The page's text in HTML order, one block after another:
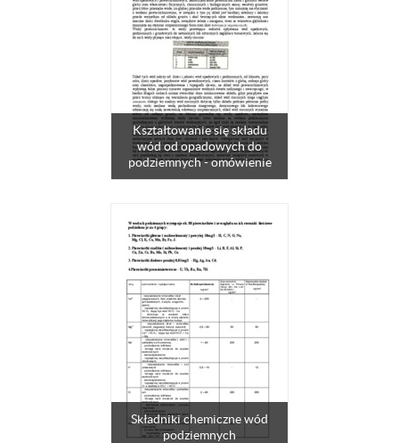
Kształtowanie się składu
wód od opadowych do
podziemnych - omówienie
Składniki chemiczne wód
podziemnych